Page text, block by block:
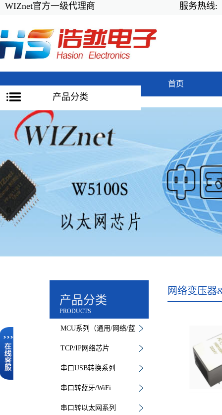
WIZnet官方一级代理商 服务热线:
产品分类
首页
产品分类
PRODUCTS
MCU系列（通用/网络/蓝
牙）
TCP/IP网络芯片
串口USB转换系列
串口转蓝牙/WiFi
串口转以太网系列
网络变压器